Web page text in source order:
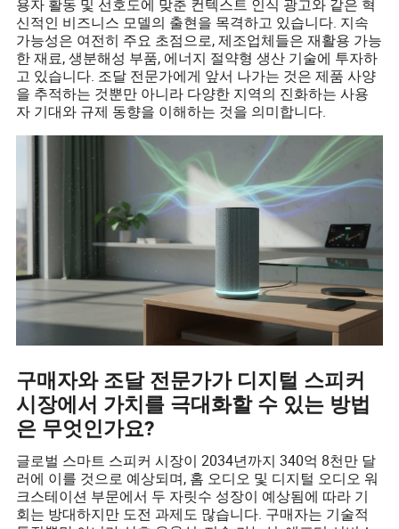
용자 활동 및 선호도에 맞춘 컨텍스트 인식 광고와 같은 혁
신적인 비즈니스 모델의 출현을 목격하고 있습니다. 지속
가능성은 여전히 주요 초점으로, 제조업체들은 재활용 가능
한 재료, 생분해성 부품, 에너지 절약형 생산 기술에 투자하
고 있습니다. 조달 전문가에게 앞서 나가는 것은 제품 사양
을 추적하는 것뿐만 아니라 다양한 지역의 진화하는 사용
자 기대와 규제 동향을 이해하는 것을 의미합니다.
구매자와 조달 전문가가 디지털 스피커
시장에서 가치를 극대화할 수 있는 방법
은 무엇인가요?
글로벌 스마트 스피커 시장이 2034년까지 340억 8천만 달
러에 이를 것으로 예상되며, 홈 오디오 및 디지털 오디오 워
크스테이션 부문에서 두 자릿수 성장이 예상됨에 따라 기
회는 방대하지만 도전 과제도 많습니다. 구매자는 기술적